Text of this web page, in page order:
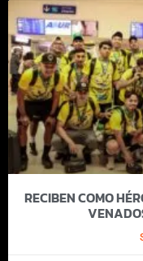
RECIBEN COMO